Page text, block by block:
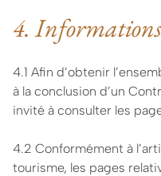
4.
4.1 Afin d’obtenir
à la conclusion d’un
invité à consulter les
4.2 Conformément à
tourisme, les pages